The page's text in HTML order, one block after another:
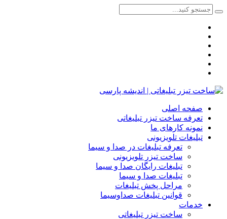
صفحه اصلی
تعرفه ساخت تیزر تبلیغاتی
نمونه کارهای ما
تبلیغات تلویزیونی
تعرفه تبلیغات در صدا و سیما
ساخت تیزر تلویزیونی
تبلیغات رایگان صدا و سیما
تبلیغات صدا و سیما
مراحل پخش تبلیغات
قوانین تبلیغات صداوسیما
خدمات
ساخت تیزر تبلیغاتی